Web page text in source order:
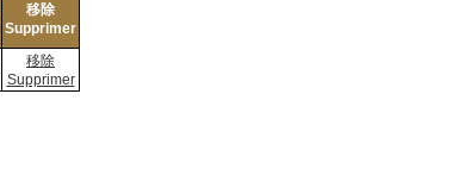
移除
Supprimer
移除
Supprimer